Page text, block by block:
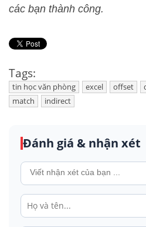
các bạn thành công.
Tags:
tin học văn phòng excel offset
match
indirect
Đánh giá & nhận xét